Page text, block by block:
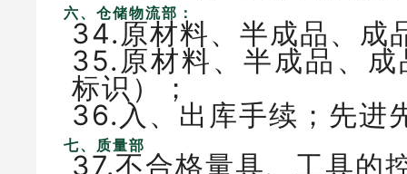
六、仓储物流部：
34.原材料、半成品、
35.原材料、半成品、
标识）；
36.入、出库手续；先
七、质量部
37.不合格量具、工具